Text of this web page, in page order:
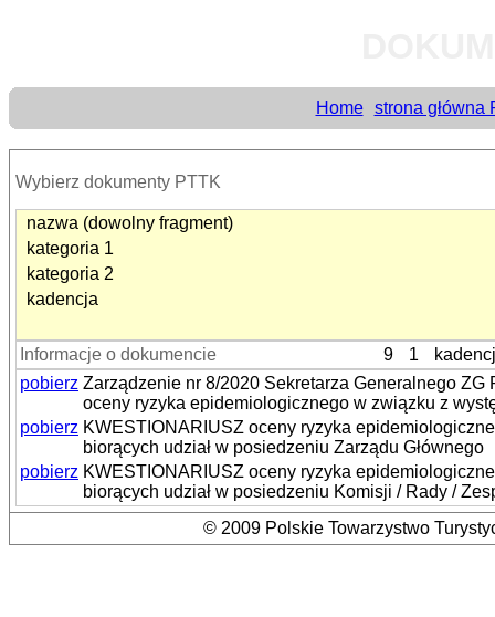
Home strona główna
Wybierz dokumenty PTTK
nazwa (dowolny fragment)
kategoria 1
kategoria 2
kadencja
Informacje o dokumencie 9 1
pobierz Zarządzenie nr 8/2020 Sekretarza Generalnego
oceny ryzyka epidemiologicznego w związku z
pobierz KWESTIONARIUSZ oceny ryzyka
biorących udział w posiedzeniu Zarządu Głównego
pobierz KWESTIONARIUSZ oceny ryzyka
biorących udział w posiedzeniu Komisji / Rady /
© 2009 Polskie Towarzystwo